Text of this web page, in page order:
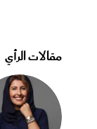
مقالات الرأي